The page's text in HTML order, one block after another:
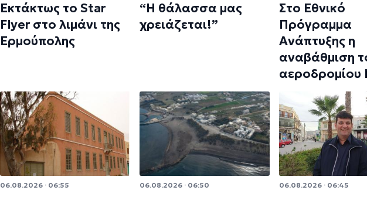
Εκτάκτως το Star
Flyer στο λιμάνι της
Ερμούπολης
“Η θάλασσα μας
χρειάζεται!”
Στο Εθνικό
Πρόγραμμα
Ανάπτυξης η
αναβάθμιση
αεροδρομίου
06.08.2026 · 06:55 06.08.2026 · 06:50 06.08.2026 · 06:45